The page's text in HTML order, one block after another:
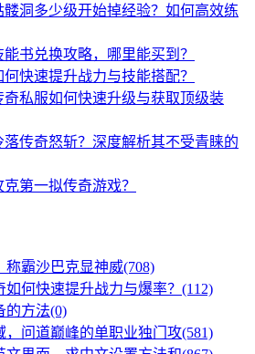
髅洞多少级开始掉经验？如何高效练
书兑换攻略，哪里能买到？
快速提升战力与技能搭配？
奇私服如何快速升级与获取顶级装
落传奇怒斩？深度解析其不受青睐的
第一拟传奇游戏？
霸沙巴克显神威(708)
如何快速提升战力与爆率？(112)
的方法(0)
，问道巅峰的单职业独门攻(581)